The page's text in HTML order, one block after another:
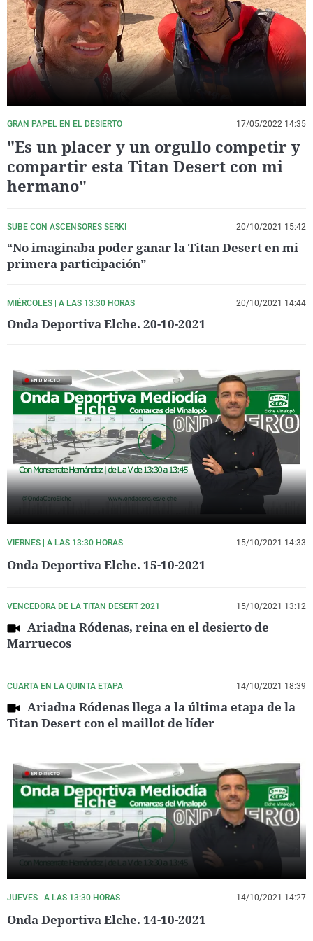
La rosa de los vientos
Gente viajera
Como el perro y el
Caso
Retornados
Equipo de
Operación Viuda
Extremadura
Galicia
La Rioja
Navarra
País Vasco
Virales
Televisión
Elecciones
GRAN PAPEL EN EL DESIERTO 17/05/2022 14:35
"Es un placer y un orgullo competir y
compartir esta Titan Desert con mi
hermano"
SUBE CON ASCENSORES SERKI 20/10/2021 15:42
“No imaginaba poder ganar la Titan Desert en mi
primera participación”
MIÉRCOLES | A LAS 13:30 HORAS 20/10/2021 14:44
Onda Deportiva Elche. 20-10-2021
VIERNES | A LAS 13:30 HORAS 15/10/2021 14:33
Onda Deportiva Elche. 15-10-2021
VENCEDORA DE LA TITAN DESERT 2021 15/10/2021 13:12
Ariadna Ródenas, reina en el desierto de
Marruecos
CUARTA EN LA QUINTA ETAPA 14/10/2021 18:39
Ariadna Ródenas llega a la última etapa de la
Titan Desert con el maillot de líder
JUEVES | A LAS 13:30 HORAS 14/10/2021 14:27
Onda Deportiva Elche. 14-10-2021